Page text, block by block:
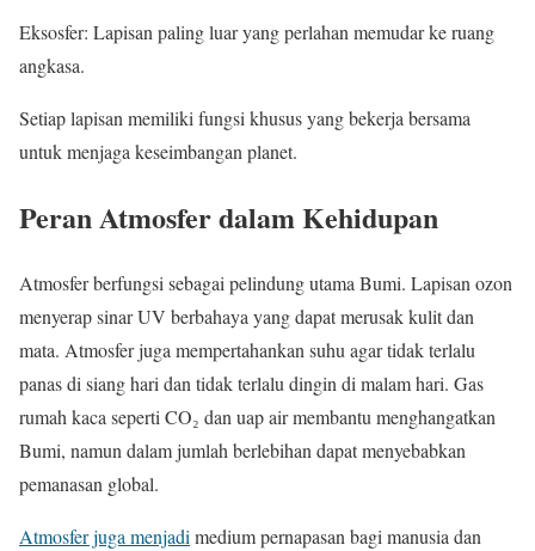
Eksosfer: Lapisan paling luar yang perlahan memudar ke ruang
angkasa.
Setiap lapisan memiliki fungsi khusus yang bekerja bersama
untuk menjaga keseimbangan planet.
Peran Atmosfer dalam Kehidupan
Atmosfer berfungsi sebagai pelindung utama Bumi. Lapisan ozon
menyerap sinar UV berbahaya yang dapat merusak kulit dan
mata. Atmosfer juga mempertahankan suhu agar tidak terlalu
panas di siang hari dan tidak terlalu dingin di malam hari. Gas
rumah kaca seperti CO₂ dan uap air membantu menghangatkan
Bumi, namun dalam jumlah berlebihan dapat menyebabkan
pemanasan global.
Atmosfer juga menjadi medium pernapasan bagi manusia dan